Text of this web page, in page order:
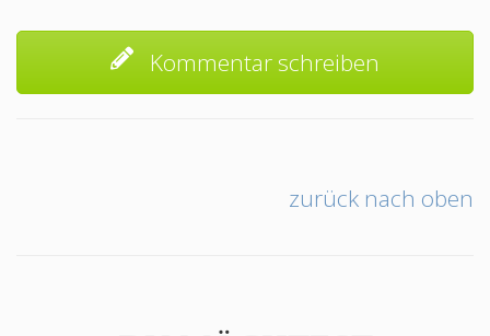
Kommentar schreiben
zurück nach oben